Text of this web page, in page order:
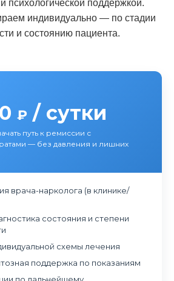
психологической поддержкой.
индивидуально — по стадии
и состоянию пациента.
₽ / сутки
путь к ремиссии с
— без давления и лишних
врача-нарколога (в клинике/
состояния и степени
схемы лечения
поддержка по показаниям